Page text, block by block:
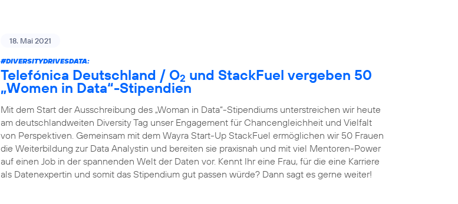
18. Mai 2021
#DIVERSITYDRIVESDATA:
Telefónica Deutschland / O2 und StackFuel vergeben 50
„Women in Data“-Stipendien
Mit dem Start der Ausschreibung des „Woman in Data“-Stipendiums unterstreichen wir heute
am deutschlandweiten Diversity Tag unser Engagement für Chancengleichheit und Vielfalt
von Perspektiven. Gemeinsam mit dem Wayra Start-Up StackFuel ermöglichen wir 50 Frauen
die Weiterbildung zur Data Analystin und bereiten sie praxisnah und mit viel Mentoren-Power
auf einen Job in der spannenden Welt der Daten vor. Kennt Ihr eine Frau, für die eine Karriere
als Datenexpertin und somit das Stipendium gut passen würde? Dann sagt es gerne weiter!